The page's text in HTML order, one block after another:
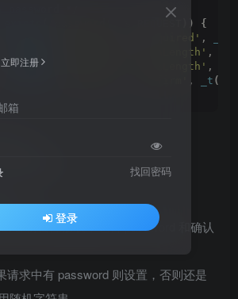
password */
))
{
'required' ,
'minLength' ,
>addRule 'maxLength' ,
, _t (
义了。
调用就好。
能：
让前台注册表单包含 password 和确认
请求中有 password 则设置，否则还是
即注册
箱
找回密码
登录